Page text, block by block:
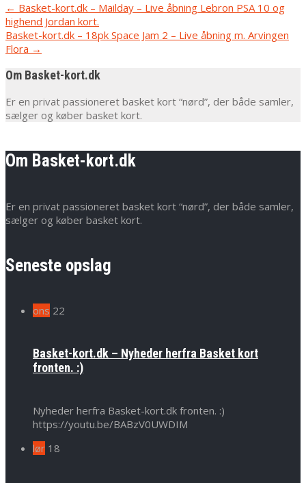
← Basket-kort.dk – Mailday – Live åbning Lebron PSA 10 og
highend Jordan kort.
Basket-kort.dk – 18pk Space Jam 2 – Live åbning m. Arvingen
Flora →
Om Basket-kort.dk
Er en privat passioneret basket kort “nørd”, der både samler,
sælger og køber basket kort.
Om Basket-kort.dk
Er en privat passioneret basket kort “nørd”, der både samler,
sælger og køber basket kort.
Seneste opslag
ons 22
Basket-kort.dk – Nyheder herfra Basket kort
fronten. :)
Nyheder herfra Basket-kort.dk fronten. :)
https://youtu.be/BABzV0UWDIM
lør 18